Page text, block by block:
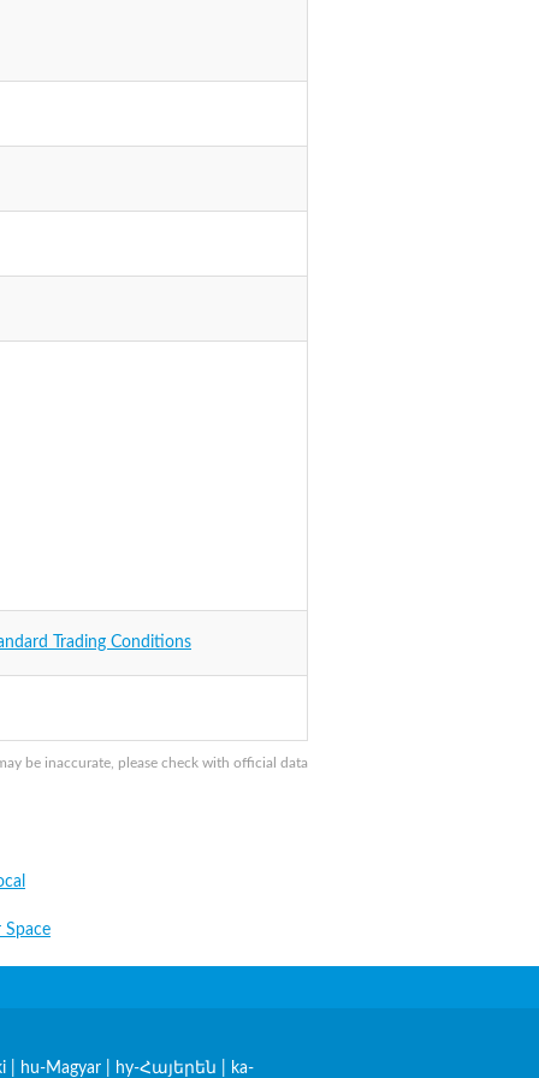
be inaccurate, please check with official data
Trading Conditions
Space
hu-Magyar hy-Հայերեն ka-